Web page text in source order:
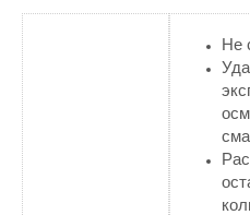
Не